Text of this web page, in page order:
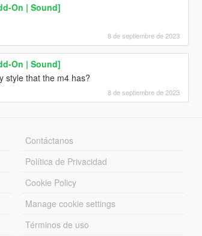
On | Sound]
8 de septiembre de 2023
On | Sound]
style that the m4 has?
8 de septiembre de 2023
Contáctanos
Política de Privacidad
Cookie Policy
Manage cookie settings
Términos de uso